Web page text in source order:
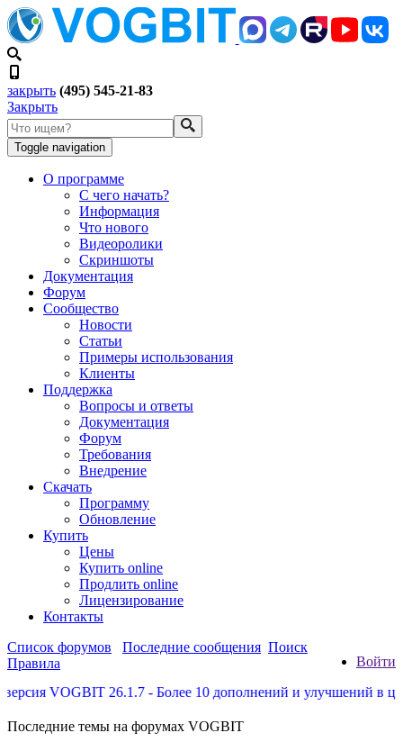
закрыть (495) 545-21-83
Закрыть
Toggle navigation
О программе
С чего начать?
Информация
Что нового
Видеоролики
Скриншоты
Документация
Форум
Сообщество
Новости
Статьи
Примеры использования
Клиенты
Поддержка
Вопросы и ответы
Документация
Форум
Требования
Внедрение
Скачать
Программу
Обновление
Купить
Цены
Купить online
Продлить online
Лицензирование
Контакты
Войти
Список форумов Последние сообщения Поиск
Правила
VOGBIT 26.1.7 - Более 10 дополнений и улучшений в
Последние темы на форумах VOGBIT